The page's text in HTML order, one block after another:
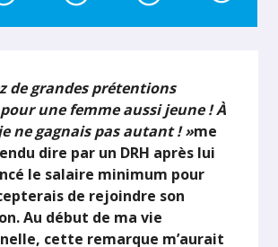
de grandes prétentions
une femme aussi jeune ! À
ne gagnais pas autant ! »me
dire par un DRH après lui
le salaire minimum pour
de rejoindre son
Au début de ma vie
cette remarque m’aurait